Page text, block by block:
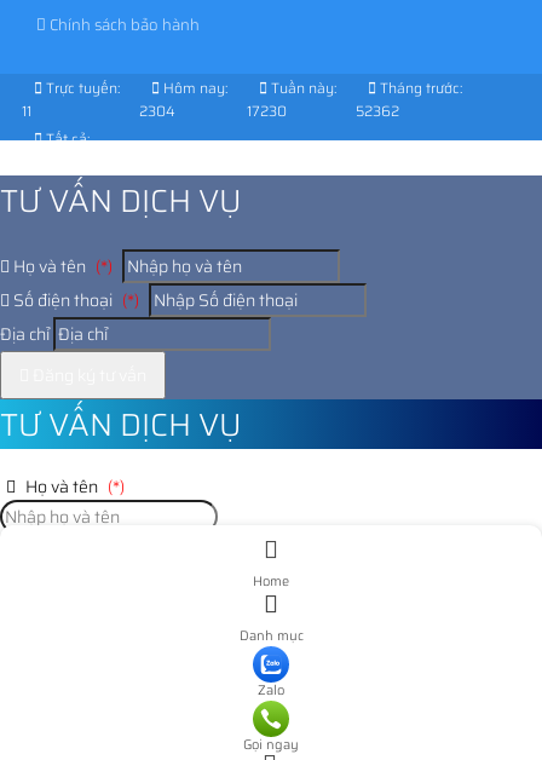
Chính sách bảo hành
Trực tuyến:
11
Hôm nay:
2304
Tuần này:
17230
Tháng trước:
52362
Tất cả:
TƯ VẤN DỊCH VỤ
Họ và tên (*)
Số điện thoại (*)
Địa chỉ
TƯ VẤN DỊCH VỤ
Họ và tên (*)
Home
Danh mục
Zalo
Gọi ngay